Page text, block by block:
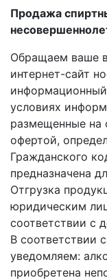
Продажа
Обращаем ваше
интернет-сайт
условиях
размещенные на
офертой,
Гражданского
предназначена
Отгрузка
юридическим
соответствии с
В соответствии
уведомляем:
приобретена